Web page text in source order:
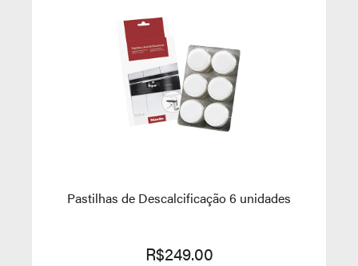
Pastilhas de Descalcificação 6 unidades
R$249.00